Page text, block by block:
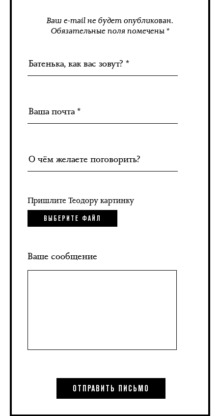
Ваш e-mail не будет опубликован.
Обязательные поля помечены *
Пришлите Теодору картинку
ВЫБЕРИТЕ ФАЙЛ
Ваше сообщение